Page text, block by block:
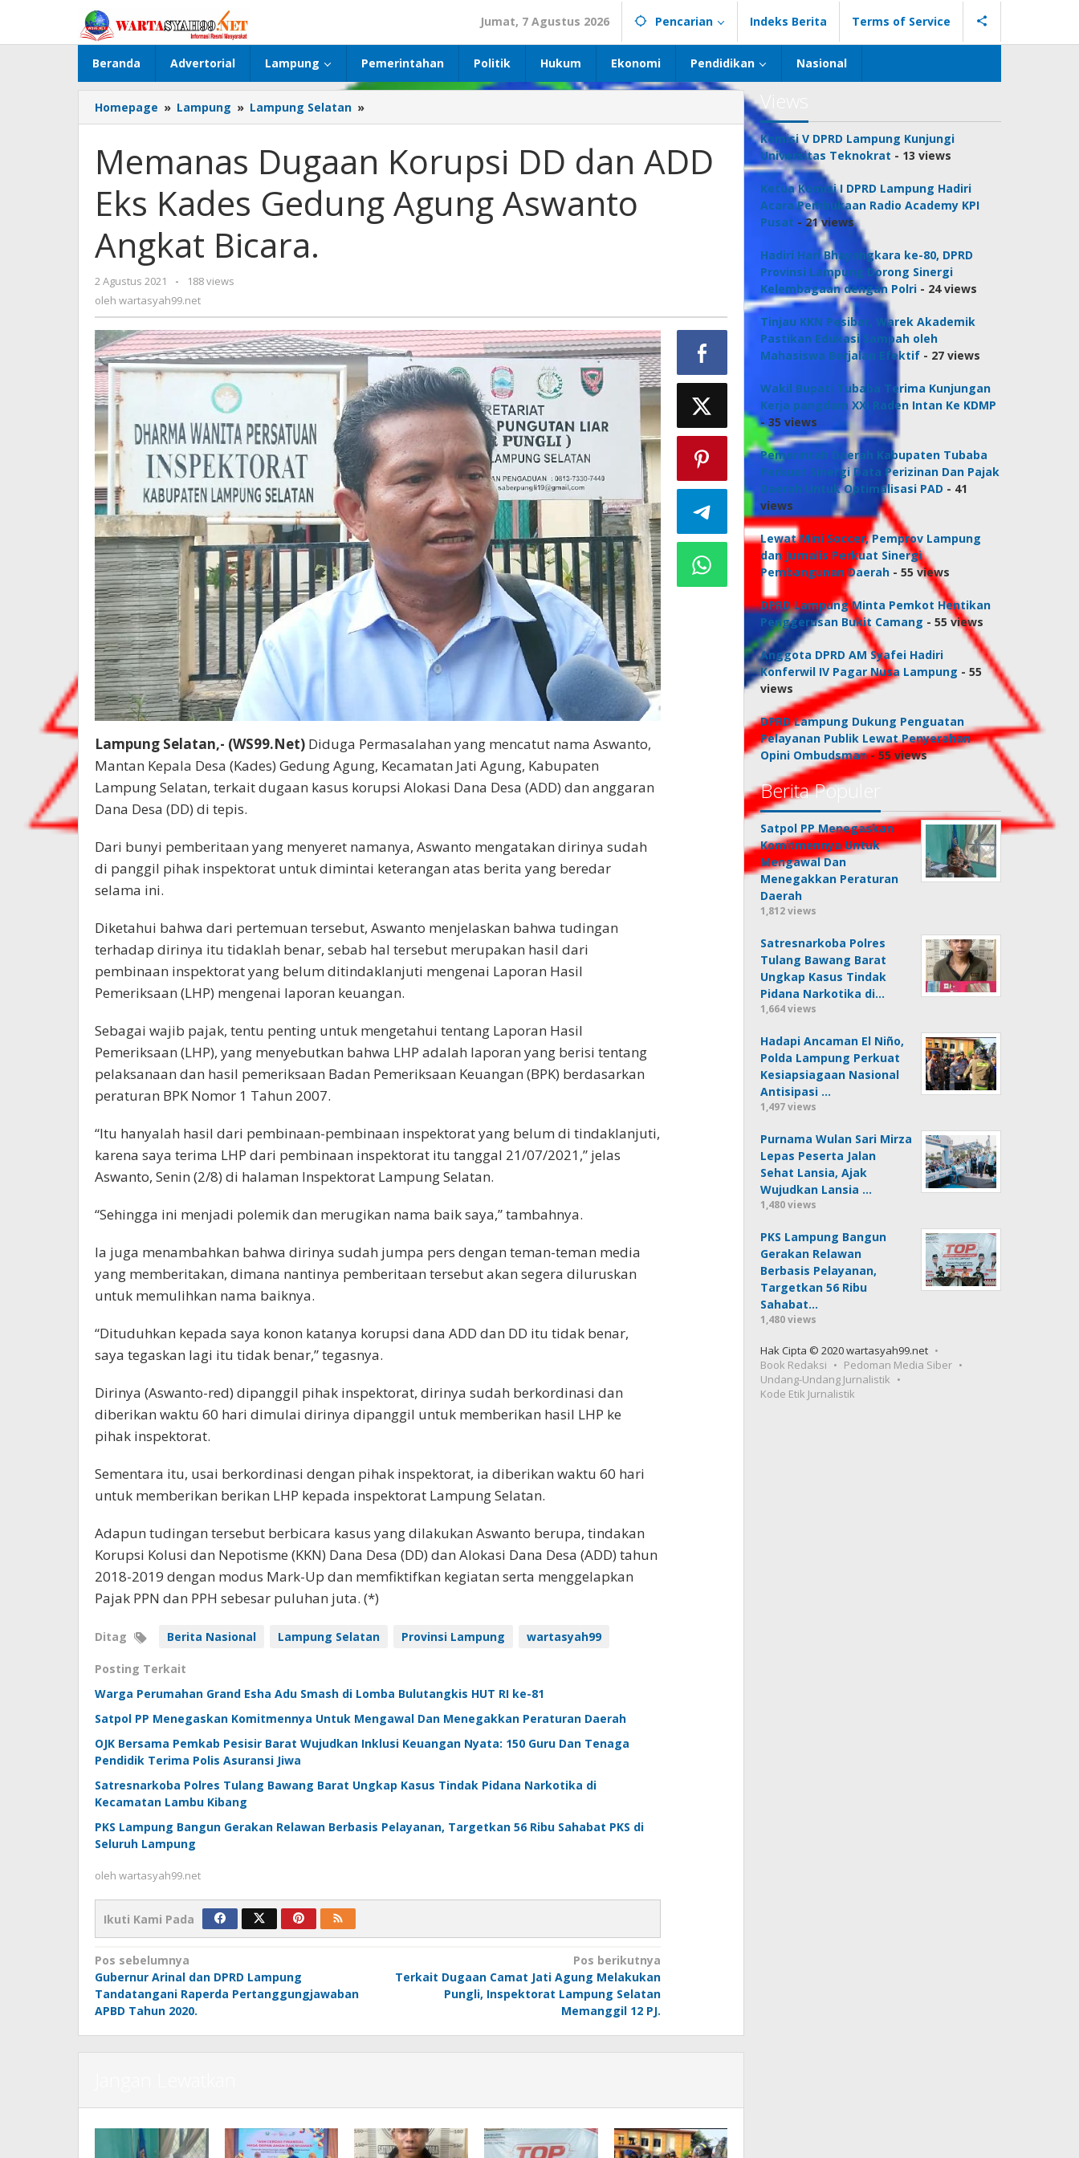
konten
Jumat, 7 Agustus 2026 Pencarian Indeks Berita Terms of Service
Beranda Advertorial Lampung Pemerintahan Politik Hukum Ekonomi Pendidikan Nasional
Homepage » Lampung » Lampung Selatan »
Dugaan
DD
dan
Eks
Kades
Memanas Dugaan Korupsi DD dan ADD
Eks Kades Gedung Agung Aswanto
Angkat Bicara.
2 Agustus 2021
oleh
wartasyah99.net
-
188 views
oleh wartasyah99.net
Lampung Selatan,- (WS99.Net) Diduga Permasalahan yang mencatut nama Aswanto,
Mantan Kepala Desa (Kades) Gedung Agung, Kecamatan Jati Agung, Kabupaten
Lampung Selatan, terkait dugaan kasus korupsi Alokasi Dana Desa (ADD) dan anggaran
Dana Desa (DD) di tepis.
Dari bunyi pemberitaan yang menyeret namanya, Aswanto mengatakan dirinya sudah
di panggil pihak inspektorat untuk dimintai keterangan atas berita yang beredar
selama ini.
Diketahui bahwa dari pertemuan tersebut, Aswanto menjelaskan bahwa tudingan
terhadap dirinya itu tidaklah benar, sebab hal tersebut merupakan hasil dari
pembinaan inspektorat yang belum ditindaklanjuti mengenai Laporan Hasil
Pemeriksaan (LHP) mengenai laporan keuangan.
Sebagai wajib pajak, tentu penting untuk mengetahui tentang Laporan Hasil
Pemeriksaan (LHP), yang menyebutkan bahwa LHP adalah laporan yang berisi tentang
pelaksanaan dan hasil pemeriksaan Badan Pemeriksaan Keuangan (BPK) berdasarkan
peraturan BPK Nomor 1 Tahun 2007.
“Itu hanyalah hasil dari pembinaan-pembinaan inspektorat yang belum di tindaklanjuti,
karena saya terima LHP dari pembinaan inspektorat itu tanggal 21/07/2021,” jelas
Aswanto, Senin (2/8) di halaman Inspektorat Lampung Selatan.
“Sehingga ini menjadi polemik dan merugikan nama baik saya,” tambahnya.
Ia juga menambahkan bahwa dirinya sudah jumpa pers dengan teman-teman media
yang memberitakan, dimana nantinya pemberitaan tersebut akan segera diluruskan
untuk memulihkan nama baiknya.
“Dituduhkan kepada saya konon katanya korupsi dana ADD dan DD itu tidak benar,
saya tegaskan lagi itu tidak benar,” tegasnya.
Dirinya (Aswanto-red) dipanggil pihak inspektorat, dirinya sudah berkordinasi dan
diberikan waktu 60 hari dimulai dirinya dipanggil untuk memberikan hasil LHP ke
pihak inspektorat.
Sementara itu, usai berkordinasi dengan pihak inspektorat, ia diberikan waktu 60 hari
untuk memberikan berikan LHP kepada inspektorat Lampung Selatan.
Adapun tudingan tersebut berbicara kasus yang dilakukan Aswanto berupa, tindakan
Korupsi Kolusi dan Nepotisme (KKN) Dana Desa (DD) dan Alokasi Dana Desa (ADD) tahun
2018-2019 dengan modus Mark-Up dan memfiktifkan kegiatan serta menggelapkan
Pajak PPN dan PPH sebesar puluhan juta. (*)
Ditag Berita Nasional Lampung Selatan Provinsi Lampung wartasyah99
Posting Terkait
Warga Perumahan Grand Esha Adu Smash di Lomba Bulutangkis HUT RI ke-81
Satpol PP Menegaskan Komitmennya Untuk Mengawal Dan Menegakkan Peraturan Daerah
OJK Bersama Pemkab Pesisir Barat Wujudkan Inklusi Keuangan Nyata: 150 Guru Dan Tenaga
Pendidik Terima Polis Asuransi Jiwa
Satresnarkoba Polres Tulang Bawang Barat Ungkap Kasus Tindak Pidana Narkotika di
Kecamatan Lambu Kibang
PKS Lampung Bangun Gerakan Relawan Berbasis Pelayanan, Targetkan 56 Ribu Sahabat PKS di
Seluruh Lampung
oleh wartasyah99.net
Ikuti Kami Pada
Navigasi
pos
Pos sebelumnya
Gubernur Arinal dan DPRD Lampung
Tandatangani Raperda Pertanggungjawaban
APBD Tahun 2020.
Pos berikutnya
Terkait Dugaan Camat Jati Agung Melakukan
Pungli, Inspektorat Lampung Selatan
Memanggil 12 PJ.
Views
Komisi V DPRD Lampung Kunjungi
Universitas Teknokrat - 13 views
Ketua Komisi I DPRD Lampung Hadiri
Acara Pembukaan Radio Academy KPI
Pusat - 21 views
Hadiri Hari Bhayangkara ke-80, DPRD
Provinsi Lampung Dorong Sinergi
Kelembagaan dengan Polri - 24 views
Tinjau KKN Pesibar, Warek Akademik
Pastikan Edukasi Sampah oleh
Mahasiswa Berjalan Efektif - 27 views
Wakil Bupati Tubaba Terima Kunjungan
Kerja pangdam XXI Raden Intan Ke KDMP
- 35 views
Pemerintah Daerah Kabupaten Tubaba
Perkuat Sinergi Data Perizinan Dan Pajak
Daerah Untuk Optimalisasi PAD - 41
views
Lewat Mini Soccer, Pemprov Lampung
dan Jurnalis Perkuat Sinergi
Pembangunan Daerah - 55 views
DPRD Lampung Minta Pemkot Hentikan
Penggerusan Bukit Camang - 55 views
Anggota DPRD AM Syafei Hadiri
Konferwil IV Pagar Nusa Lampung - 55
views
DPRD Lampung Dukung Penguatan
Pelayanan Publik Lewat Penyerahan
Opini Ombudsman- 55 views
Berita Populer
Satpol PP Menegaskan
Komitmennya Untuk
Mengawal Dan
Menegakkan Peraturan
Daerah
1,812 views
Satresnarkoba Polres
Tulang Bawang Barat
Ungkap Kasus Tindak
Pidana Narkotika di…
1,664 views
Hadapi Ancaman El Niño,
Polda Lampung Perkuat
Kesiapsiagaan Nasional
Antisipasi …
1,497 views
Purnama Wulan Sari Mirza
Lepas Peserta Jalan
Sehat Lansia, Ajak
Wujudkan Lansia …
1,480 views
PKS Lampung Bangun
Gerakan Relawan
Berbasis Pelayanan,
Targetkan 56 Ribu
Sahabat…
1,480 views
Hak Cipta © 2020 wartasyah99.net
Book Redaksi
Pedoman Media Siber
Undang-Undang Jurnalistik
Kode Etik Jurnalistik